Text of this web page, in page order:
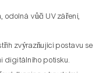
odolná vůči UV záření,
zvýrazňující postavu se
digitálního potisku.